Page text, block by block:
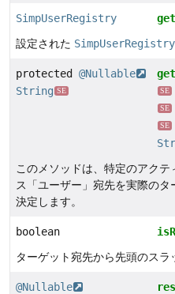
SimpUserRegistry
設定された SimpUserRegistry
protected @Nullable
String SE SE
SE
SE
このメソッドは、特定のアク
ス「ユーザー」宛先を実際の
決定します。
boolean
ターゲット宛先から先頭のスラ
@Nullable